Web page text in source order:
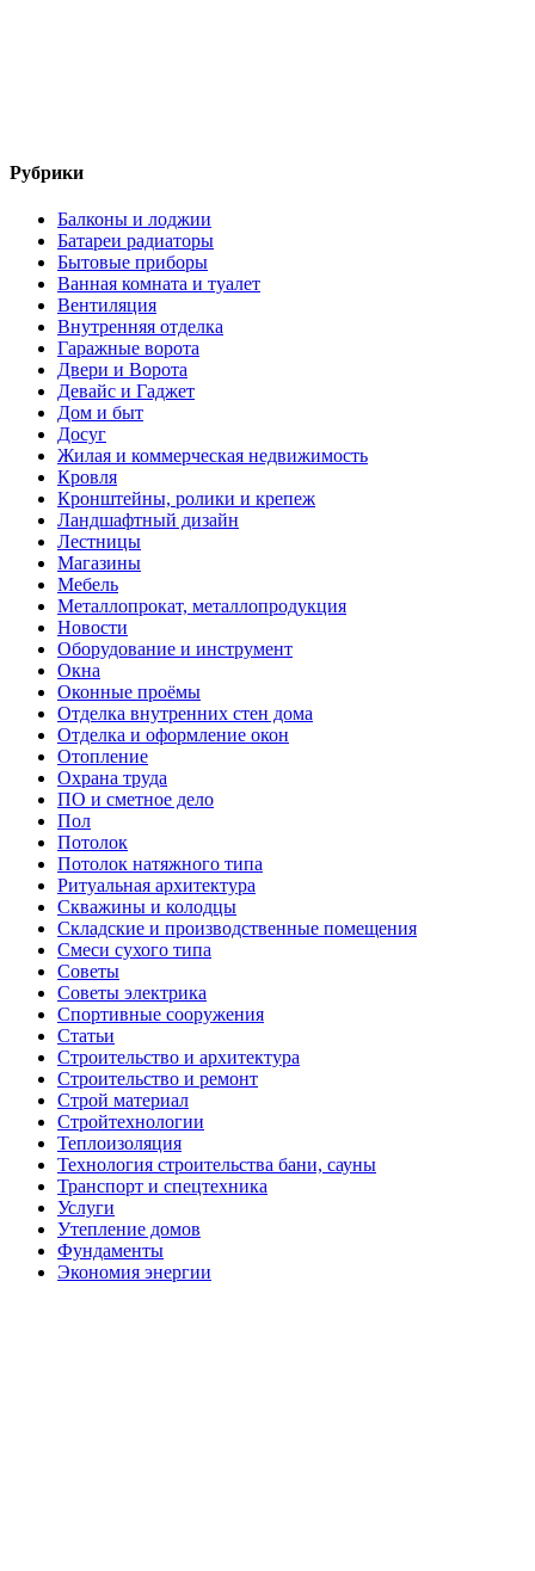
Рубрики
Балконы и лоджии
Батареи радиаторы‎
Бытовые приборы
Ванная комната и туалет
Вентиляция
Внутренняя отделка
Гаражные ворота
Двери и Ворота
Девайс и Гаджет
Дом и быт
Досуг
Жилая и коммерческая недвижимость
Кровля
Кронштейны, ролики и крепеж
Ландшафтный дизайн
Лестницы
Магазины
Мебель
Металлопрокат, металлопродукция
Новости
Оборудование и инструмент
Окна
Оконные проёмы
Отделка внутренних стен дома
Отделка и оформление окон
Отопление
Охрана труда
ПО и сметное дело
Пол
Потолок
Потолок натяжного типа
Ритуальная архитектура
Скважины и колодцы
Складские и производственные помещения
Смеси сухого типа
Советы
Советы электрика
Спортивные сооружения
Статьи
Строительство и архитектура
Строительство и ремонт
Строй материал
Стройтехнологии
Теплоизоляция
Технология строительства бани, сауны
Транспорт и спецтехника
Услуги
Утепление домов
Фундаменты
Экономия энергии